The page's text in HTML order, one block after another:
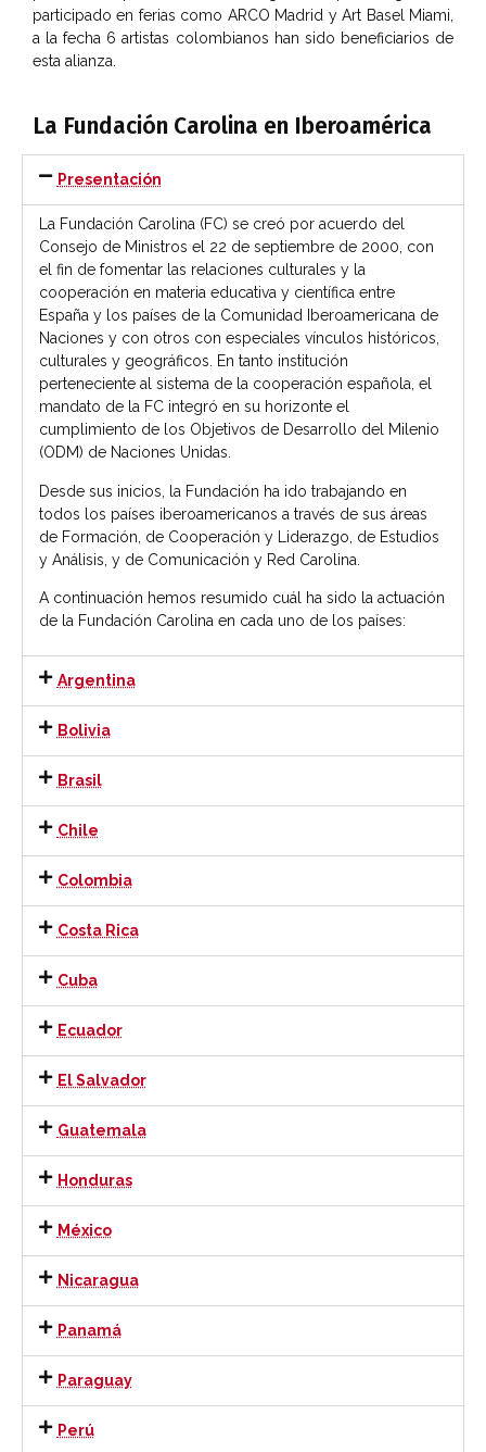
participado en ferias como ARCO Madrid y Art Basel Miami,
a la fecha 6 artistas colombianos han sido beneficiarios de
esta alianza.
La Fundación Carolina en Iberoamérica
Presentación
La Fundación Carolina (FC) se creó por acuerdo del
Consejo de Ministros el 22 de septiembre de 2000, con
el fin de fomentar las relaciones culturales y la
cooperación en materia educativa y científica entre
España y los países de la Comunidad Iberoamericana de
Naciones y con otros con especiales vínculos históricos,
culturales y geográficos. En tanto institución
perteneciente al sistema de la cooperación española, el
mandato de la FC integró en su horizonte el
cumplimiento de los Objetivos de Desarrollo del Milenio
(ODM) de Naciones Unidas.
Desde sus inicios, la Fundación ha ido trabajando en
todos los países iberoamericanos a través de sus áreas
de Formación, de Cooperación y Liderazgo, de Estudios
y Análisis, y de Comunicación y Red Carolina.
A continuación hemos resumido cuál ha sido la actuación
de la Fundación Carolina en cada uno de los países:
Argentina
Bolivia
Brasil
Chile
Colombia
Costa Rica
Cuba
Ecuador
El Salvador
Guatemala
Honduras
México
Nicaragua
Panamá
Paraguay
Perú